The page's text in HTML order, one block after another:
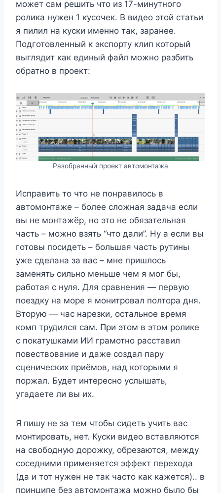
может сам решить что из 17-минутного
ролика нужен 1 кусочек. В видео этой статьи
я пилил на куски именно так, заранее.
Подготовленный к экспорту клип который
выглядит как единый файл можно разбить
обратно в проект:
Разобранный проект автомонтажа
Исправить то что не понравилось в
автомонтаже – более сложная задача если
вы не монтажёр, но это не обязательная
часть – можно взять “что дали”. Ну а если вы
готовы посидеть – большая часть рутины
уже сделана за вас – мне пришлось
заменять сильно меньше чем я мог бы,
работая с нуля. Для сравнения — первую
поездку на море я монитровал полтора дня.
Вторую — час нарезки, остальное время
комп трудился сам. При этом в этом ролике
с покатушками ИИ грамотно расставил
повествование и даже создал пару
сценических приёмов, над которыми я
поржал. Будет интересно услышать,
угадаете ли вы их.
Я пишу не за тем чтобы сидеть учить вас
монтировать, нет. Куски видео вставляются
на свободную дорожку, обрезаются, между
соседними применяется эффект перехода
(да и тот нужен не так часто как кажется).. в
принципе без автомонтажа можно было бы